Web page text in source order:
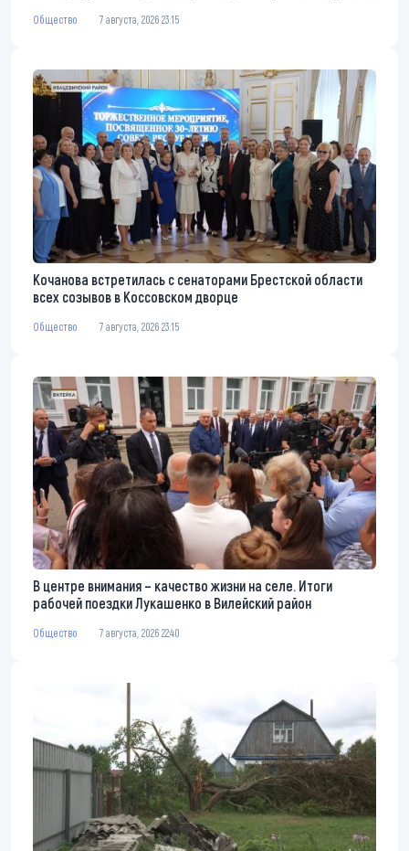
Общество 7 августа, 2026 23:15
Кочанова встретилась с сенаторами Брестской области
всех созывов в Коссовском дворце
Общество 7 августа, 2026 23:15
В центре внимания – качество жизни на селе. Итоги
рабочей поездки Лукашенко в Вилейский район
Общество 7 августа, 2026 22:40